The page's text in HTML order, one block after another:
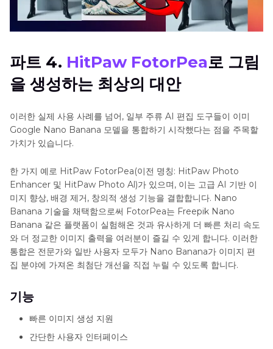
파트 4. HitPaw FotorPea로 그림
을 생성하는 최상의 대안
이러한 실제 사용 사례를 넘어, 일부 주류 AI 편집 도구들이 이미
Google Nano Banana 모델을 통합하기 시작했다는 점을 주목할
가치가 있습니다.
한 가지 예로 HitPaw FotorPea(이전 명칭: HitPaw Photo
Enhancer 및 HitPaw Photo Al)가 있으며, 이는 고급 AI 기반 이
미지 향상, 배경 제거, 창의적 생성 기능을 결합합니다. Nano
Banana 기술을 채택함으로써 FotorPea는 Freepik Nano
Banana 같은 플랫폼이 실험해온 것과 유사하게 더 빠른 처리 속도
와 더 정교한 이미지 출력을 여러분이 즐길 수 있게 합니다. 이러한
통합은 전문가와 일반 사용자 모두가 Nano Banana가 이미지 편
집 분야에 가져온 최첨단 개선을 직접 누릴 수 있도록 합니다.
기능
빠른 이미지 생성 지원
간단한 사용자 인터페이스